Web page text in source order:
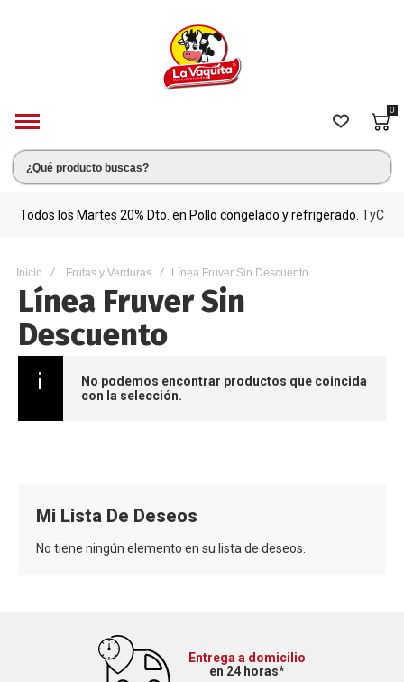
0
Todos los Martes 20% Dto. en Pollo congelado y refrigerado. TyC
Inicio Frutas y Verduras Línea Fruver Sin Descuento
Línea Fruver Sin
Descuento
No podemos encontrar productos que coincida
con la selección.
Mi Lista De Deseos
No tiene ningún elemento en su lista de deseos.
Entrega a domicilio
en 24 horas*